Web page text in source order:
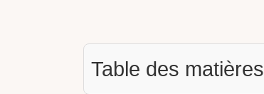
Table des matières